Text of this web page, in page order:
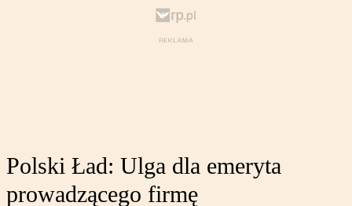
Polski Ład: Ulga dla emeryta
prowadzącego firmę